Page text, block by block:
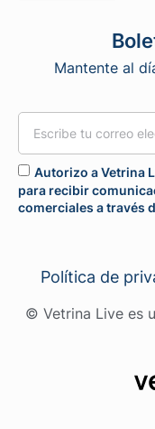
Mantente al
Autorizo a Vetrina
para recibir
comerciales a través
Política de
© Vetrina Live es